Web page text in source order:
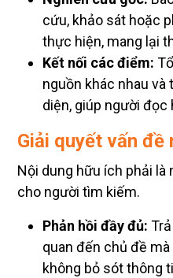
cứu, khảo sát hoặc
thực hiện, mang lại
Kết nối các điểm:
nguồn khác nhau
diện, giúp người đọc
Giải quyết vấn
Nội dung hữu ích phải là
cho người tìm kiếm.
Phản hồi đầy đủ:
quan đến chủ đề
không bỏ sót thông